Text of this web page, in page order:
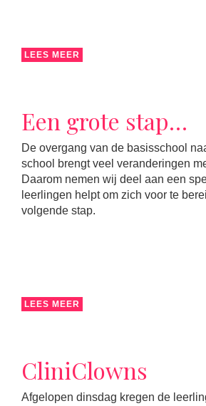
LEES MEER
Een grote stap…
De overgang van de basisschool
school brengt veel veranderingen
Daarom nemen wij deel aan een
leerlingen helpt om zich voor te
volgende stap.
LEES MEER
CliniClowns
Afgelopen dinsdag kregen de